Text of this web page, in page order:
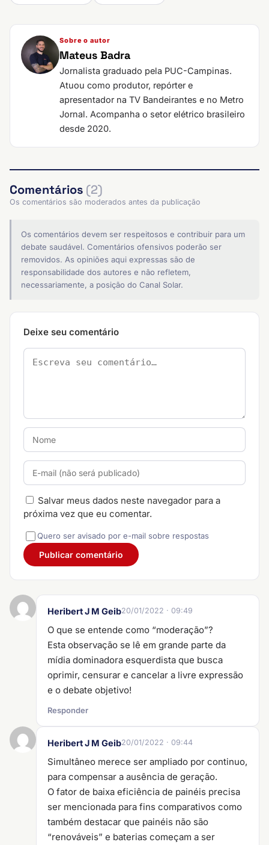
Sobre o autor
Mateus Badra
Jornalista graduado pela PUC-Campinas.
Atuou como produtor, repórter e
apresentador na TV Bandeirantes e no Metro
Jornal. Acompanha o setor elétrico brasileiro
desde 2020.
Comentários (2)
Os comentários são moderados antes da publicação
Os comentários devem ser respeitosos e contribuir para um
debate saudável. Comentários ofensivos poderão ser
removidos. As opiniões aqui expressas são de
responsabilidade dos autores e não refletem,
necessariamente, a posição do Canal Solar.
Deixe seu comentário
Salvar meus dados neste navegador para a
próxima vez que eu comentar.
Quero ser avisado por e-mail sobre respostas
Heribert J M Geib20/01/2022 · 09:49
O que se entende como “moderação”?
Esta observação se lê em grande parte da
mídia dominadora esquerdista que busca
oprimir, censurar e cancelar a livre expressão
e o debate objetivo!
Responder
Heribert J M Geib20/01/2022 · 09:44
Simultâneo merece ser ampliado por continuo,
para compensar a ausência de geração.
O fator de baixa eficiência de painéis precisa
ser mencionada para fins comparativos como
também destacar que painéis não são
“renováveis” e baterias começam a ser